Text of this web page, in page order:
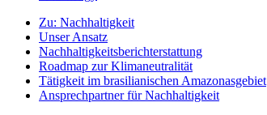
Zu: Nachhaltigkeit
Unser Ansatz
Nachhaltigkeitsberichterstattung
Roadmap zur Klimaneutralität
Tätigkeit im brasilianischen Amazonasgebiet
Ansprechpartner für Nachhaltigkeit